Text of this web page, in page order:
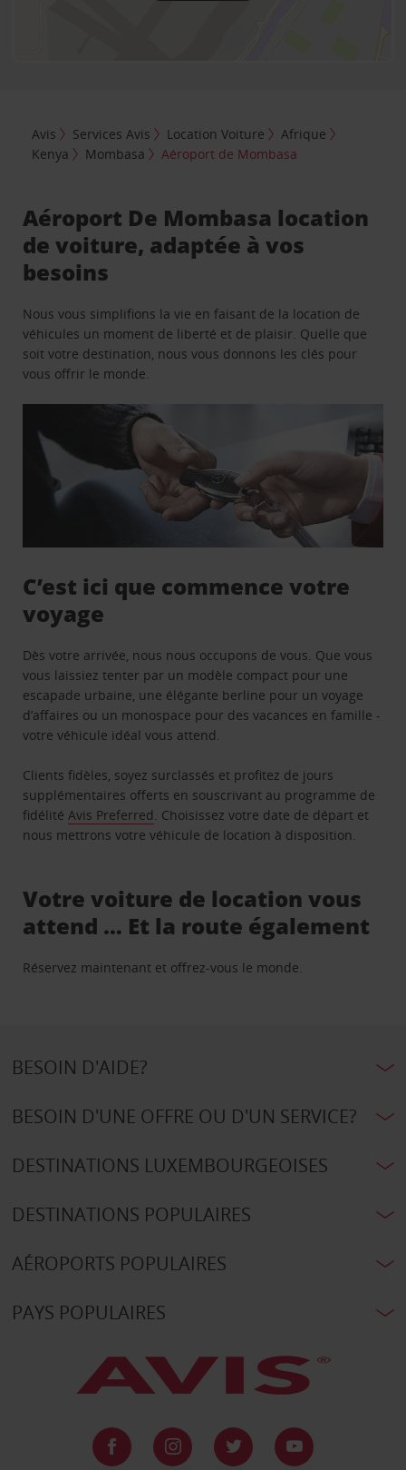
Avis Services Avis Location Voiture
Afrique
Kenya
Mombasa Aéroport de Mombasa
Aéroport De Mombasa location
de voiture, adaptée à vos
besoins
Nous vous simplifions la vie en faisant de la location de
véhicules un moment de liberté et de plaisir. Quelle que
soit votre destination, nous vous donnons les clés pour
vous offrir le monde.
C’est ici que commence votre
voyage
Dès votre arrivée, nous nous occupons de vous. Que vous
vous laissiez tenter par un modèle compact pour une
escapade urbaine, une élégante berline pour un voyage
d’affaires ou un monospace pour des vacances en famille -
votre véhicule idéal vous attend.
Clients fidèles, soyez surclassés et profitez de jours
supplémentaires offerts en souscrivant au programme de
fidélitéAvis Preferred. Choisissez votre date de départ et
nous mettrons votre véhicule de location à disposition.
Votre voiture de location vous
attend … Et la route également
Réservez maintenant et offrez-vous le monde.
BESOIN D'AIDE?
BESOIN D'UNE OFFRE OU D'UN SERVICE?
DESTINATIONS LUXEMBOURGEOISES
DESTINATIONS POPULAIRES
AÉROPORTS POPULAIRES
PAYS POPULAIRES